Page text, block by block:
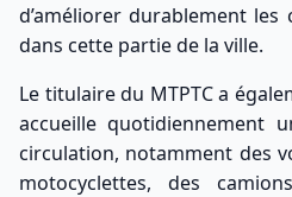
d’améliorer durablement
dans cette partie de la ville.
Le titulaire du MTPTC a
accueille quotidiennement
circulation, notamment des
motocyclettes, des